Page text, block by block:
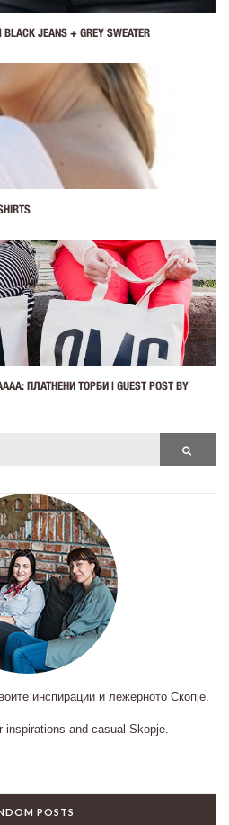
JEANS + GREY SWEATER
ПЛАТНЕНИ ТОРБИ | GUEST POST BY
инспирации и лежерното Скопје.
inspirations and casual Skopje.
POSTS